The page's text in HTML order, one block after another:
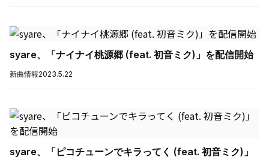
syare、「ナイナイ桃源郷 (feat. 初音ミク)」を配信開始
新曲情報2023.5.22
syare、「ピコチューンでキラってく (feat. 初音ミク)」